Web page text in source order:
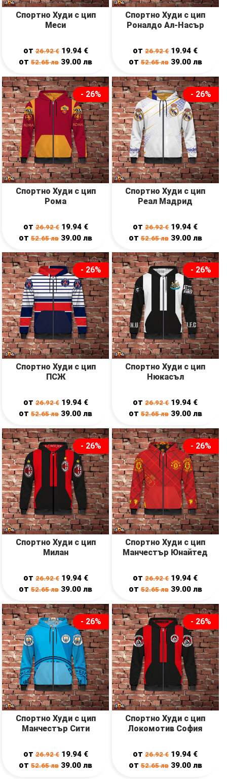
Спортно Худи с цип
Меси
от26.92€ 19.94 €
от52.65лв 39.00лв
Спортно Худи с цип
Роналдо Ал-Насър
от26.92€ 19.94 €
от 52.65лв 39.00 лв
- 26%
Спортно Худи с цип
Рома
от26.92€ 19.94 €
от52.65лв 39.00лв
- 26%
Спортно Худи с цип
Реал Мадрид
от26.92€ 19.94 €
от 52.65лв 39.00 лв
- 26%
Спортно Худи с цип
ПСЖ
от26.92€ 19.94 €
от52.65лв 39.00лв
- 26%
Спортно Худи с цип
Нюкасъл
от26.92€ 19.94 €
от 52.65лв 39.00 лв
- 26%
Спортно Худи с цип
Милан
от26.92€ 19.94 €
от52.65лв 39.00лв
- 26%
Спортно Худи с цип
Манчестър Юнайтед
от26.92€ 19.94 €
от 52.65лв 39.00 лв
- 26%
Спортно Худи с цип
Манчестър Сити
от26.92€ 19.94 €
от52.65лв 39.00лв
- 26%
Спортно Худи с цип
Локомотив София
от26.92€ 19.94 €
от 52.65лв 39.00 лв